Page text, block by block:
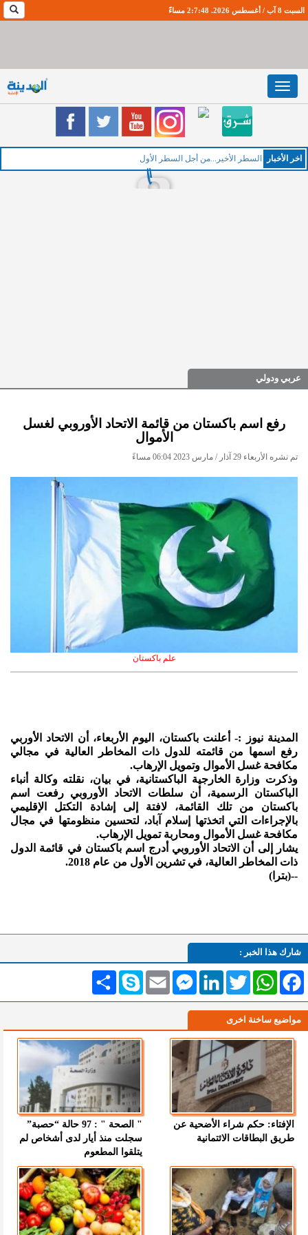
السبت 8 آب / أغسطس 2026. 2:7:49 مساءً
Toggle
navigation
اخر اﻷخبار السطر الأخير...من أجل السطر الأول
عربي ودولي
رفع اسم باكستان من قائمة الاتحاد الأوروبي لغسل
الأموال
تم نشره الأربعاء 29 آذار / مارس 2023 06:04 مساءً
علم باكستان
المدينة نيوز :- أعلنت باكستان، اليوم الأربعاء، أن الاتحاد الأوربي
رفع اسمها من قائمته للدول ذات المخاطر العالية في مجالي
مكافحة غسل الأموال وتمويل الإرهاب.
وذكرت وزارة الخارجية الباكستانية، في بيان، نقلته وكالة أنباء
الباكستان الرسمية، أن سلطات الاتحاد الأوروبي رفعت اسم
باكستان من تلك القائمة، لافتة إلى إشادة التكتل الإقليمي
بالإجراءات التي اتخذتها إسلام آباد، لتحسين منظومتها في مجال
مكافحة غسل الأموال ومحاربة تمويل الإرهاب.
يشار إلى أن الاتحاد الأوروبي أدرج اسم باكستان في قائمة الدول
ذات المخاطر العالية، في تشرين الأول من عام 2018.
--(بترا)
شارك هذا الخبر :
انشر Skype Email
MessengerLinkedInTwitterWhatsAppFacebook
مواضيع ساخنة اخرى
الإفتاء: حكم شراء الأضحية عن
طريق البطاقات الائتمانية
" الصحة " : 97 حالة “حصبة”
سجلت منذ أيار لدى أشخاص لم
يتلقوا المطعوم